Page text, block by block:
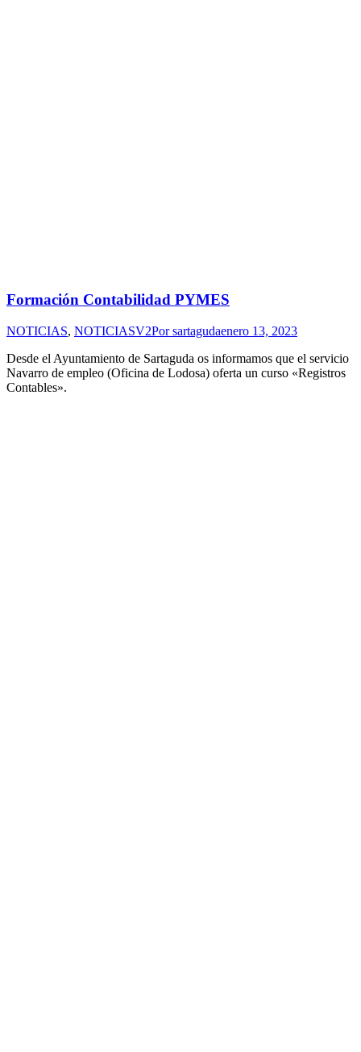
Formación Contabilidad PYMES
NOTICIAS, NOTICIASV2Porsartagudaenero 13, 2023
Desde el Ayuntamiento de Sartaguda os informamos que el servicio
Navarro de empleo (Oficina de Lodosa) oferta un curso «Registros
Contables».